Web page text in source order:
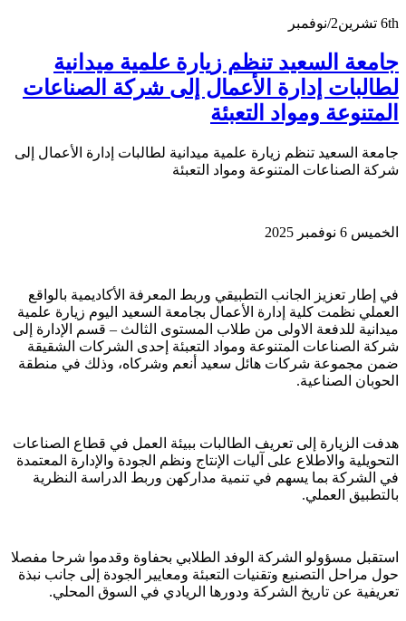
6th تشرين2/نوفمبر
جامعة السعيد تنظم زيارة علمية ميدانية
لطالبات إدارة الأعمال إلى شركة الصناعات
المتنوعة ومواد التعبئة
جامعة السعيد تنظم زيارة علمية ميدانية لطالبات إدارة الأعمال إلى
شركة الصناعات المتنوعة ومواد التعبئة
الخميس 6 نوفمبر 2025
في إطار تعزيز الجانب التطبيقي وربط المعرفة الأكاديمية بالواقع
العملي نظمت كلية إدارة الأعمال بجامعة السعيد اليوم زيارة علمية
ميدانية للدفعة الاولى من طلاب المستوى الثالث – قسم الإدارة إلى
شركة الصناعات المتنوعة ومواد التعبئة إحدى الشركات الشقيقة
ضمن مجموعة شركات هائل سعيد أنعم وشركاه، وذلك في منطقة
الحوبان الصناعية.
هدفت الزيارة إلى تعريف الطالبات ببيئة العمل في قطاع الصناعات
التحويلية والاطلاع على آليات الإنتاج ونظم الجودة والإدارة المعتمدة
في الشركة بما يسهم في تنمية مداركهن وربط الدراسة النظرية
بالتطبيق العملي.
استقبل مسؤولو الشركة الوفد الطلابي بحفاوة وقدموا شرحا مفصلا
حول مراحل التصنيع وتقنيات التعبئة ومعايير الجودة إلى جانب نبذة
تعريفية عن تاريخ الشركة ودورها الريادي في السوق المحلي.